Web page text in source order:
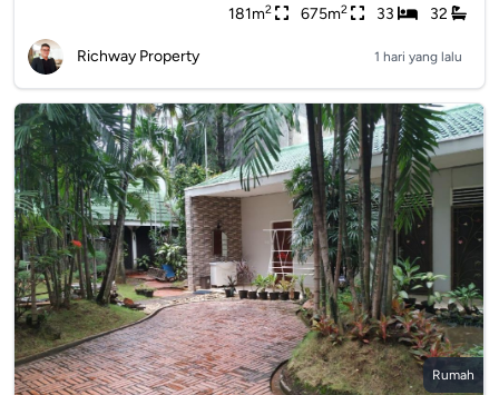
181m2 675m2 33 32
Richway Property 1 hari yang lalu
Rumah